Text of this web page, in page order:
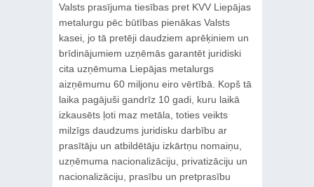
Valsts prasījuma tiesības pret KVV Liepājas
metalurgu pēc būtības pienākas Valsts
kasei, jo tā pretēji daudziem aprēķiniem un
brīdinājumiem uzņēmās garantēt juridiski
cita uzņēmuma Liepājas metalurgs
aizņēmumu 60 miljonu eiro vērtībā. Kopš tā
laika pagājuši gandrīz 10 gadi, kuru laikā
izkausēts ļoti maz metāla, toties veikts
milzīgs daudzums juridisku darbību ar
prasītāju un atbildētāju izkārtņu nomaiņu,
uzņēmuma nacionalizāciju, privatizāciju un
nacionalizāciju, prasību un pretprasību